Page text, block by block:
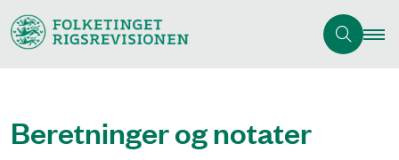
Beretninger og notater